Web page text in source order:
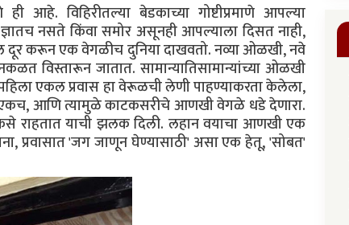
आहे. विहिरीतल्या बेडकाच्या गोष्टीप्रमाणे आपल्या
नसते किंवा समोर असूनही आपल्याला दिसत नाही,
दूर करून एक वेगळीच दुनिया दाखवतो. नव्या ओळखी, नवे
विस्तारून जातात. सामान्यातिसामान्यांच्या ओळखी
एकल प्रवास हा वेरूळची लेणी पाहण्याकरता केलेला,
एकच, आणि त्यामुळे काटकसरीचे आणखी वेगळे धडे देणारा.
कसे राहतात याची झलक दिली. लहान वयाचा आणखी एक
प्रवासात 'जग जाणून घेण्यासाठी' असा एक हेतू, 'सोबत'